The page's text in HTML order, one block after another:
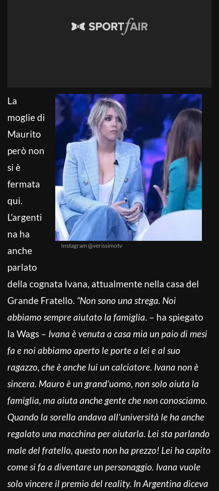
Instagram @verissimotv
La
moglie di
Maurito
però non
si è
fermata
qui.
L’argenti
na ha
anche
parlato
della cognata Ivana, attualmente nella casa del
Grande Fratello. “Non sono una strega. Noi
abbiamo sempre aiutato la famiglia. – ha spiegato
la Wags – Ivana è venuta a casa mia un paio di mesi
fa e noi abbiamo aperto le porte a lei e al suo
ragazzo, che è anche lui un calciatore. Ivana non è
sincera. Mauro è un grand’uomo, non solo aiuta la
famiglia, ma aiuta anche gente che non conosciamo.
Quando la sorella andava all’università le ha anche
regalato una macchina per aiutarla. Lei sta parlando
male del fratello, questo non ha prezzo! Lei ha capito
come si fa a diventare un personaggio. Ivana vuole
solo vincere il premio del reality. In Argentina diceva